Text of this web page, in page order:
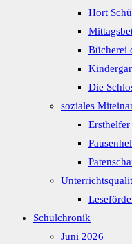
Hort
Bücherei
Die
soziales
Ersthelfer
Schulchronik
Juni 2026